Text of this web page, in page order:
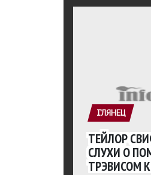
ГЛЯНЕЦ
ТЕЙЛОР
СЛУХИ О
ТРЭВИСОМ